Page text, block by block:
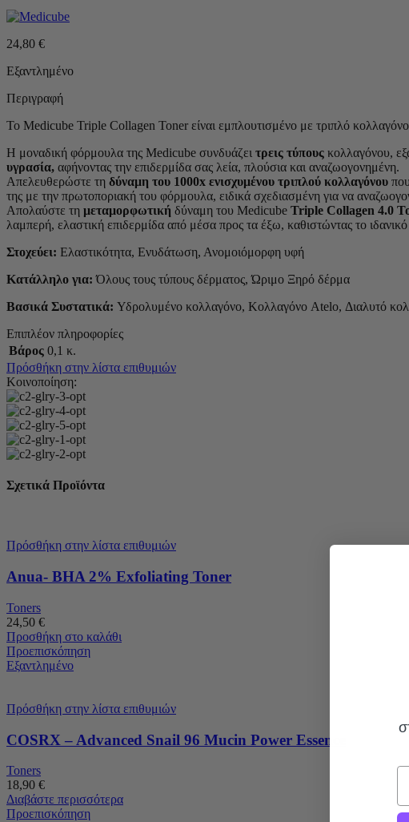
24,80 €
Εξαντλημένο
Περιγραφή
Το Medicube Triple Collagen Toner είναι εμπλουτισμένο με τριπλό
Η μοναδική φόρμουλα της Medicube συνδυάζει τρεις τύπους κολλαγόνου,
υγρασία, αφήνοντας την επιδερμίδα σας λεία, πλούσια και αναζωογονημένη.
Απελευθερώστε τη δύναμη του 1000x ενισχυμένου τριπλού κολλαγόνου
της με την πρωτοποριακή του φόρμουλα, ειδικά σχεδιασμένη για να
Απολαύστε τη μεταμορφωτική δύναμη του Medicube Triple Collagen 4.0
λαμπερή, ελαστική επιδερμίδα από μέσα προς τα έξω, καθιστώντας το
Στοχεύει: Ελαστικότητα, Ενυδάτωση, Ανομοιόμορφη υφή
Κατάλληλο για: Όλους τους τύπους δέρματος, Ώριμο Ξηρό δέρμα
Βασικά Συστατικά: Υδρολυμένο κολλαγόνo, Κολλαγόνο Atelo, Διαλυτό
Επιπλέον πληροφορίες
Βάρος 0,1 κ.
Πρόσθήκη στην λίστα επιθυμιών
Κοινοποίηση:
Σχετικά Προϊόντα
Πρόσθήκη στην λίστα επιθυμιών
Anua- BHA 2% Exfoliating Toner
Toners
24,50 €
Προσθήκη στο καλάθι
Προεπισκόπηση
Εξαντλημένο
Πρόσθήκη στην λίστα επιθυμιών
COSRX – Advanced Snail 96 Mucin Power Essence
Toners
18,90 €
Διαβάστε περισσότερα
Προεπισκόπηση